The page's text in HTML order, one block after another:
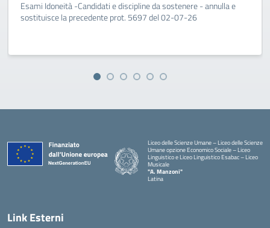
Esami Idoneità -Candidati e discipline da sostenere - annulla e
sostituisce la precedente prot. 5697 del 02-07-26
Liceo delle Scienze Umane – Liceo delle Scienze
Umane opzione Economico Sociale – Liceo
Linguistico e Liceo Linguistico Esabac – Liceo
Musicale
"A. Manzoni"
Latina
Link Esterni